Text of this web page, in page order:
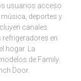
usuarios acceso
deportes y
canales
en
hogar. La
de Family
Door.